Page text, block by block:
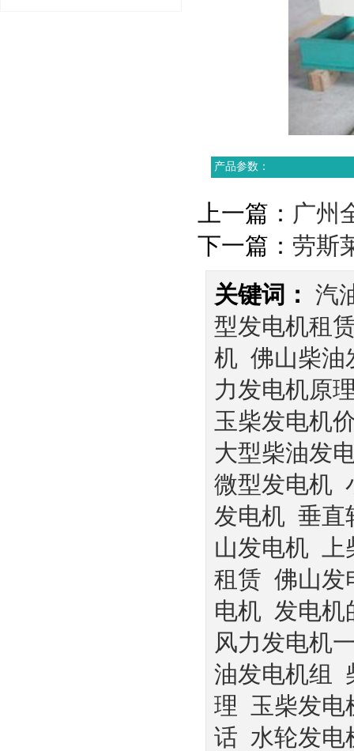
产品参数：
上一篇： 广州
下一篇： 劳斯
关键词：
汽
型发电机租
机 佛山柴油
力发电机原
玉柴发电机
大型柴油发
微型发电机
发电机 垂直
山发电机
租赁 佛山发
电机 发电机
风力发电机
油发电机组
理
玉柴发电
话 水轮发电